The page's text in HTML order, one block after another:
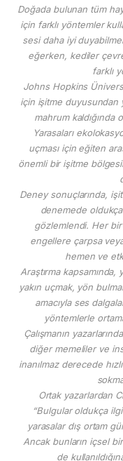
Doğada bulunan tüm
için farklı yöntemler
sesi daha iyi
eğerken, kediler
farklı
Johns Hopkins
için işitme duyusundan
mahrum kaldığında
Yarasaları
uçması için eğiten
önemli bir işitme
Deney sonuçlarında,
denemede oldukça
gözlemlendi. Her bir
engellere çarpsa
hemen ve
Araştırma
yakın uçmak, yön
amacıyla ses
yöntemlerle
Çalışmanın
diğer memeliler ve
inanılmaz derecede
Ortak yazarlardan
“Bulgular oldukça
yarasalar dış ortam
Ancak bunların içsel
de